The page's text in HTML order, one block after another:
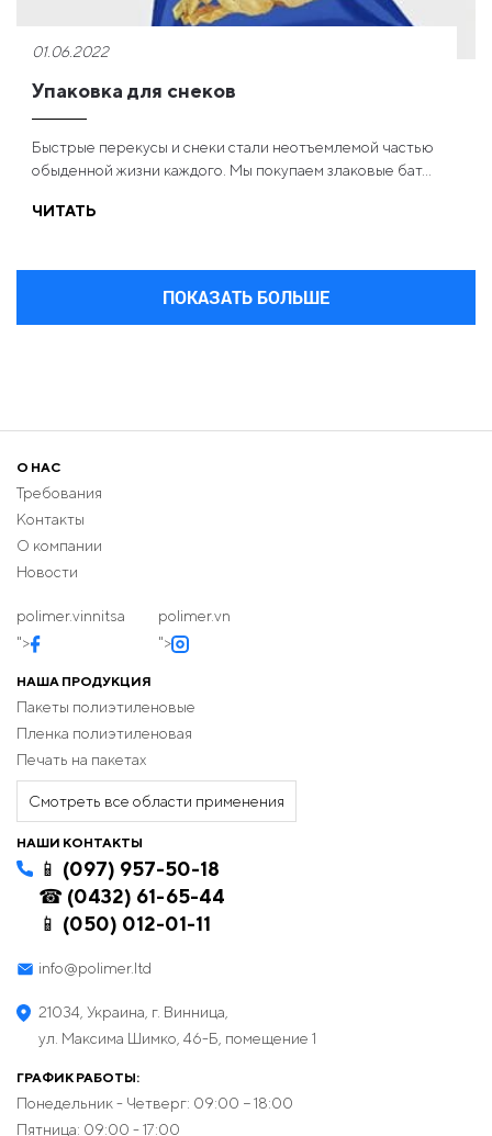
01.06.2022
Упаковка для снеков
Быстрые перекусы и снеки стали неотъемлемой частью
обыденной жизни каждого. Мы покупаем злаковые бат...
ЧИТАТЬ
ПОКАЗАТЬ БОЛЬШЕ
О НАС
Требования
Контакты
О компании
Новости
polimer.vinnitsa
">
polimer.vn
">
НАША ПРОДУКЦИЯ
Пакеты полиэтиленовые
Пленка полиэтиленовая
Печать на пакетах
Смотреть все области применения
НАШИ КОНТАКТЫ
📱 (097) 957-50-18
☎ (0432) 61-65-44
📱 (050) 012-01-11
info@polimer.ltd
21034, Украина, г. Винница,
ул. Максима Шимко, 46-Б, помещение 1
ГРАФИК РАБОТЫ:
Понедельник - Четверг: 09:00 − 18:00
Пятница: 09:00 - 17:00